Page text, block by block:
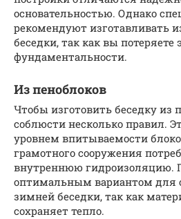
основательностью. Однако
рекомендуют изготавливать
беседки, так как вы потеряете
фундаментальности.
Из пеноблоков
Чтобы изготовить беседку из
соблюсти несколько правил.
уровнем впитываемости
грамотного сооружения
внутреннюю гидроизоляцию.
оптимальным вариантом для
зимней беседки, так как
сохраняет тепло.